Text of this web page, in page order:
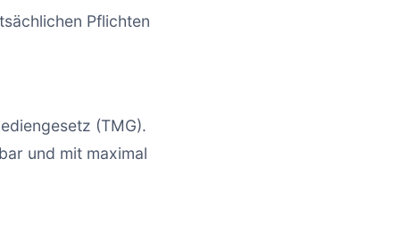
Pflichten
(TMG).
und mit maximal